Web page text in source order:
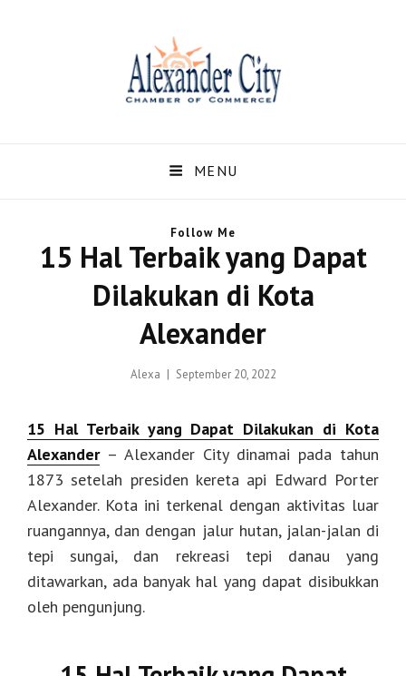
Dan Berita Terbaru
Alexander Alabama
Terbaru dari Kota Alexander Alabama di US
MENU
15 Hal Terbaik yang Dapat
Dilakukan di Kota
Alexander
Alexa
Posted
September 20, 2022
15 Hal Terbaik yang Dapat Dilakukan di Kota
Alexander– Alexander City dinamai pada tahun
1873 setelah presiden kereta api Edward Porter
Alexander. Kota ini terkenal dengan aktivitas luar
ruangannya, dan dengan jalur hutan, jalan-jalan di
tepi sungai, dan rekreasi tepi danau yang
ditawarkan, ada banyak hal yang dapat disibukkan
oleh pengunjung.
Follow Me